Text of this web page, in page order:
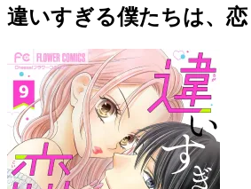
違いすぎる僕たちは、